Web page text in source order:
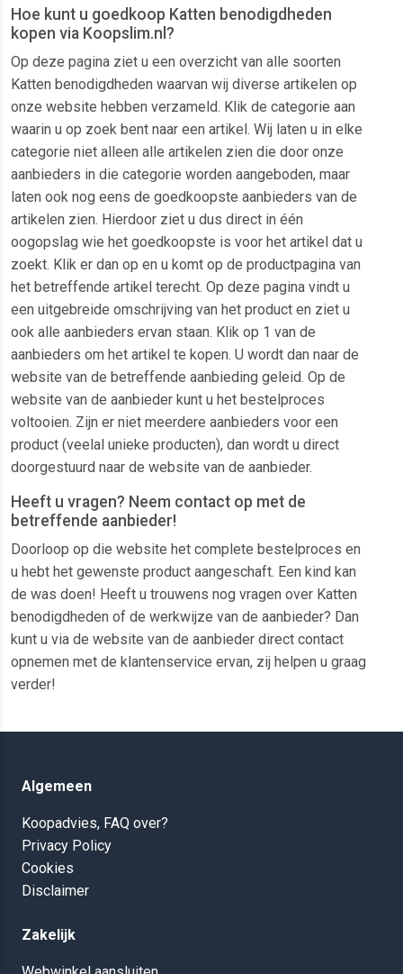
Hoe kunt u goedkoop Katten benodigdheden
kopen via Koopslim.nl?
Op deze pagina ziet u een overzicht van alle soorten
Katten benodigdheden waarvan wij diverse artikelen op
onze website hebben verzameld. Klik de categorie aan
waarin u op zoek bent naar een artikel. Wij laten u in elke
categorie niet alleen alle artikelen zien die door onze
aanbieders in die categorie worden aangeboden, maar
laten ook nog eens de goedkoopste aanbieders van de
artikelen zien. Hierdoor ziet u dus direct in één
oogopslag wie het goedkoopste is voor het artikel dat u
zoekt. Klik er dan op en u komt op de productpagina van
het betreffende artikel terecht. Op deze pagina vindt u
een uitgebreide omschrijving van het product en ziet u
ook alle aanbieders ervan staan. Klik op 1 van de
aanbieders om het artikel te kopen. U wordt dan naar de
website van de betreffende aanbieding geleid. Op de
website van de aanbieder kunt u het bestelproces
voltooien. Zijn er niet meerdere aanbieders voor een
product (veelal unieke producten), dan wordt u direct
doorgestuurd naar de website van de aanbieder.
Heeft u vragen? Neem contact op met de
betreffende aanbieder!
Doorloop op die website het complete bestelproces en
u hebt het gewenste product aangeschaft. Een kind kan
de was doen! Heeft u trouwens nog vragen over Katten
benodigdheden of de werkwijze van de aanbieder? Dan
kunt u via de website van de aanbieder direct contact
opnemen met de klantenservice ervan, zij helpen u graag
verder!
Algemeen
Koopadvies, FAQ over?
Privacy Policy
Cookies
Disclaimer
Zakelijk